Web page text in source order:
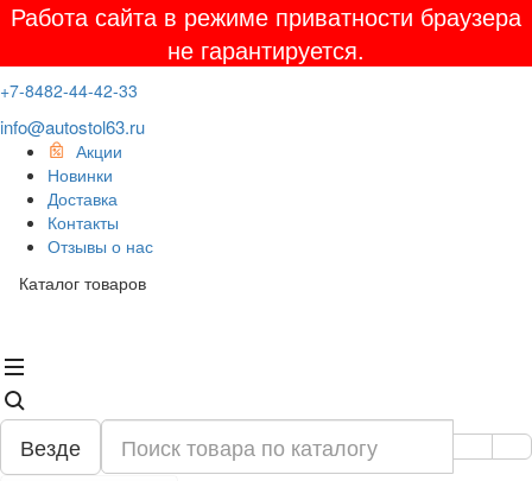
Работа сайта в режиме приватности браузера
не гарантируется.
+7-8482-44-42-33
info@autostol63.ru
Акции
Новинки
Доставка
Контакты
Отзывы о нас
Каталог товаров
Везде